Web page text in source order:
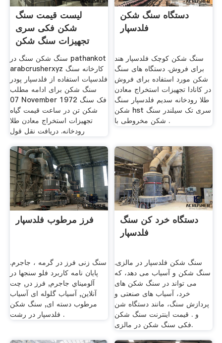
لیست قیمت سنگ
شکن فکی سری
تجهیزات سنگ شکن
لیست قیمت کوارتز
سنگ شکن سنگ در pathankot
arabcrusherxyz کارخانه سنگ
فلدسپات استفاده از فلدسپار پودر
سنگ شکن برای ادامه مطلب
07 November 1972 فک سنگ
شکن تن در ساعت قیمت گیاه
تجهیزات استخراج معادن طلا
رودخانه. دریافت نقل قول
دستگاه سنگ شکن
فلدسپار
سنگ شکن کوچک فلدسپار هند
برای فروش. دستگاه های سنگ
شکن مورد استفاده برای فروش
در کانادا تجهیزات استخراج معادن
طلا رودخانه سدیم فلدسپار سنگ
شکن hst سری تک سیلندر سنگ
شکن مخروطی با .
فرز مرطوب فلدسپار
سنگ زنی فرز در گرمه ، جاجرم.
پايان نامه کاربرد فلو سنجها در
آلوميناي جاجرم, فرز در, چت
آنلاین, آسیاب گلوله ای آسیاب
مرطوب دسته ای, سنگ شکن
فلدسپار در رشت .
دستگاه خرد کن سنگ
فلدسپار
سنگ شکن فلدسپار در مالزی.
سنگ شکن و آسیاب می دهد، که
می تواند در سنگ شکن های
خرد، آسیاب های صنعتی و
پردازش سنگ، مانند دستگاه شن
و . قیمت اینترنت سنگ شکن
فکی سنگ شکن در مالزی.